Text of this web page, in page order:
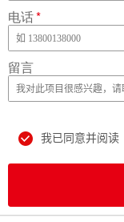
电话*
留言
我已同意并阅读